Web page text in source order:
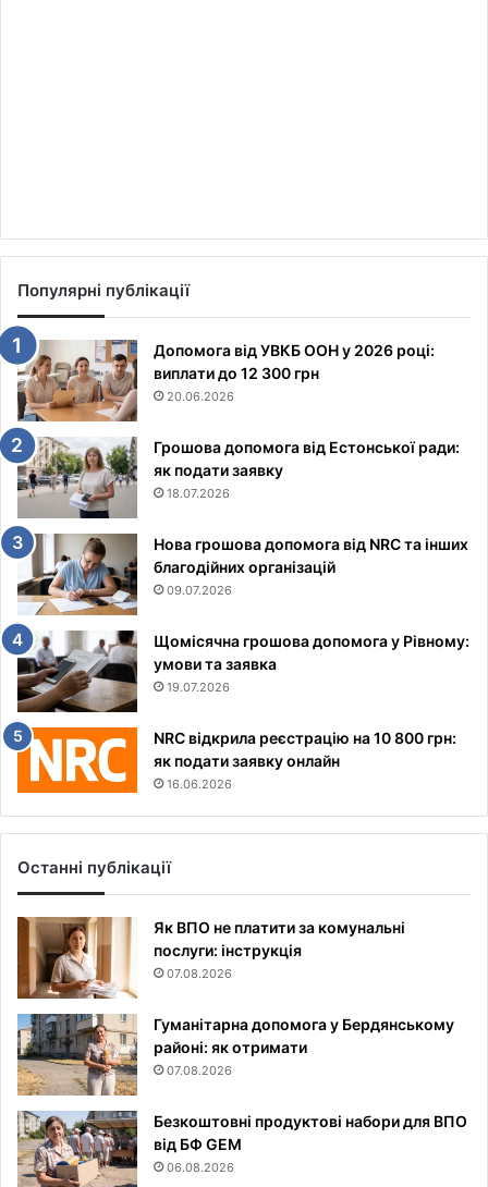
Популярні публікації
Допомога від УВКБ ООН у 2026 році:
виплати до 12 300 грн
20.06.2026
Грошова допомога від Естонської ради:
як подати заявку
18.07.2026
Нова грошова допомога від NRC та інших
благодійних організацій
09.07.2026
Щомісячна грошова допомога у Рівному:
умови та заявка
19.07.2026
NRC відкрила реєстрацію на 10 800 грн:
як подати заявку онлайн
16.06.2026
Останні публікації
Як ВПО не платити за комунальні
послуги: інструкція
07.08.2026
Гуманітарна допомога у Бердянському
районі: як отримати
07.08.2026
Безкоштовні продуктові набори для ВПО
від БФ GEM
06.08.2026